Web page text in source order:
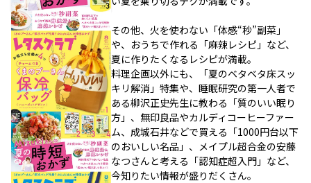
その他、火を使わない「体感“秒”副菜」
や、おうちで作れる「麻辣レシピ」など、
夏に作りたくなるレシピが満載。
料理企画以外にも、「夏のベタベタ床スッ
キリ解消」特集や、睡眠研究の第一人者で
ある柳沢正史先生に教わる「質のいい眠り
方」、無印良品やカルディコーヒーファー
ム、成城石井などで買える「1000円台以下
のおいしい名品」、メイプル超合金の安藤
なつさんと考える「認知症超入門」など、
今知りたい情報が盛りだくさん。